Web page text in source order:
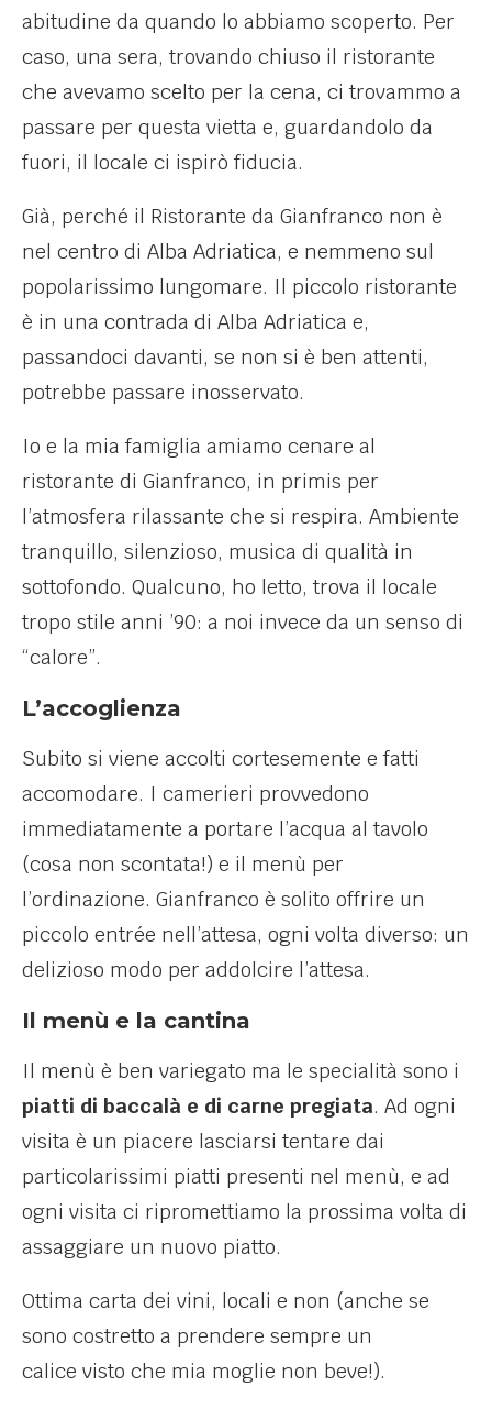
abitudine da quando lo abbiamo scoperto. Per
caso, una sera, trovando chiuso il ristorante
che avevamo scelto per la cena, ci trovammo a
passare per questa vietta e, guardandolo da
fuori, il locale ci ispirò fiducia.
Già, perché il Ristorante da Gianfranco non è
nel centro di Alba Adriatica, e nemmeno sul
popolarissimo lungomare. Il piccolo ristorante
è in una contrada di Alba Adriatica e,
passandoci davanti, se non si è ben attenti,
potrebbe passare inosservato.
Io e la mia famiglia amiamo cenare al
ristorante di Gianfranco, in primis per
l’atmosfera rilassante che si respira. Ambiente
tranquillo, silenzioso, musica di qualità in
sottofondo. Qualcuno, ho letto, trova il locale
tropo stile anni ’90: a noi invece da un senso di
“calore”.
L’accoglienza
Subito si viene accolti cortesemente e fatti
accomodare. I camerieri provvedono
immediatamente a portare l’acqua al tavolo
(cosa non scontata!) e il menù per
l’ordinazione. Gianfranco è solito offrire un
piccolo entrée nell’attesa, ogni volta diverso: un
delizioso modo per addolcire l’attesa.
Il menù e la cantina
Il menù è ben variegato ma le specialità sono i
piatti di baccalà e di carne pregiata. Ad ogni
visita è un piacere lasciarsi tentare dai
particolarissimi piatti presenti nel menù, e ad
ogni visita ci ripromettiamo la prossima volta di
assaggiare un nuovo piatto.
Ottima carta dei vini, locali e non (anche se
sono costretto a prendere sempre un
calice visto che mia moglie non beve!).